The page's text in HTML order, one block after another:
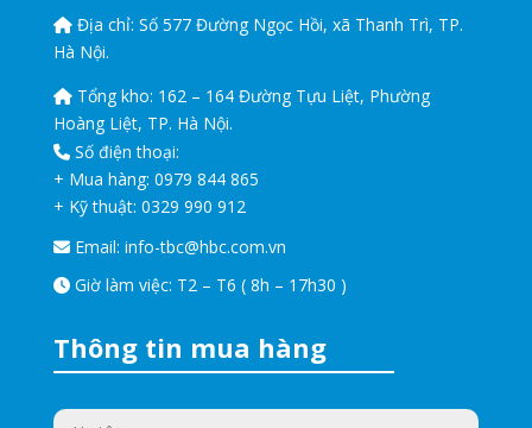
Địa chỉ: Số 577 Đường Ngọc Hồi, xã Thanh Trì, TP.
Hà Nội.
Tổng kho: 162 – 164 Đường Tựu Liệt, Phường
Hoàng Liệt, TP. Hà Nội.
Số điện thoại:
+ Mua hàng: 0979 844 865
+ Kỹ thuật: 0329 990 912
Email: info-tbc@hbc.com.vn
Giờ làm việc: T2 – T6 ( 8h – 17h30 )
Thông tin mua hàng